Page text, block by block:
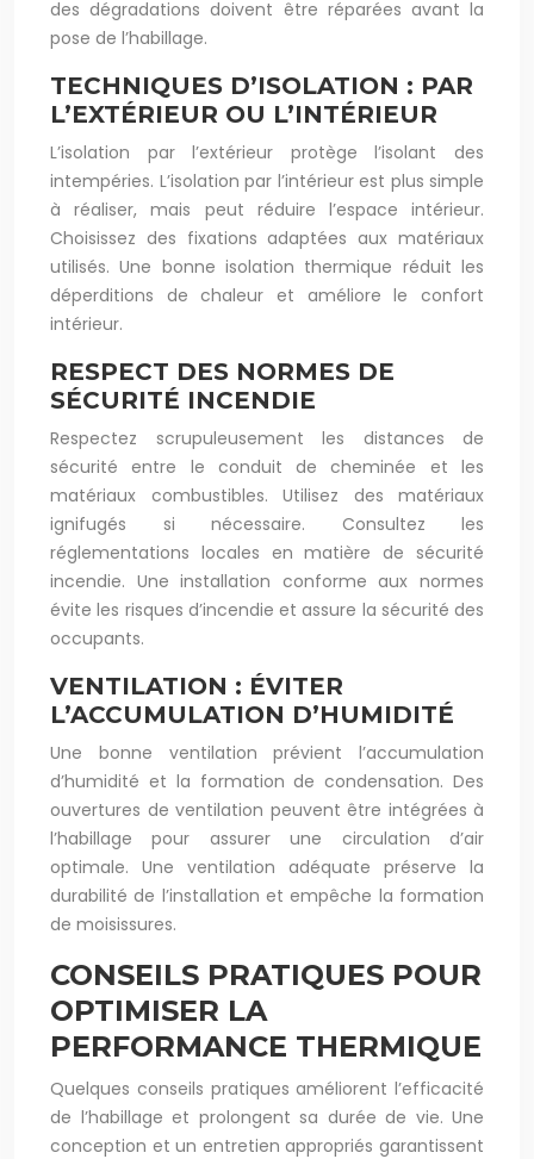
des dégradations doivent être réparées avant la
pose de l’habillage.
TECHNIQUES D’ISOLATION : PAR
L’EXTÉRIEUR OU L’INTÉRIEUR
L’isolation par l’extérieur protège l’isolant des
intempéries. L’isolation par l’intérieur est plus simple
à réaliser, mais peut réduire l’espace intérieur.
Choisissez des fixations adaptées aux matériaux
utilisés. Une bonne isolation thermique réduit les
déperditions de chaleur et améliore le confort
intérieur.
RESPECT DES NORMES DE
SÉCURITÉ INCENDIE
Respectez scrupuleusement les distances de
sécurité entre le conduit de cheminée et les
matériaux combustibles. Utilisez des matériaux
ignifugés si nécessaire. Consultez les
réglementations locales en matière de sécurité
incendie. Une installation conforme aux normes
évite les risques d’incendie et assure la sécurité des
occupants.
VENTILATION : ÉVITER
L’ACCUMULATION D’HUMIDITÉ
Une bonne ventilation prévient l’accumulation
d’humidité et la formation de condensation. Des
ouvertures de ventilation peuvent être intégrées à
l’habillage pour assurer une circulation d’air
optimale. Une ventilation adéquate préserve la
durabilité de l’installation et empêche la formation
de moisissures.
CONSEILS PRATIQUES POUR
OPTIMISER LA
PERFORMANCE THERMIQUE
Quelques conseils pratiques améliorent l’efficacité
de l’habillage et prolongent sa durée de vie. Une
conception et un entretien appropriés garantissent